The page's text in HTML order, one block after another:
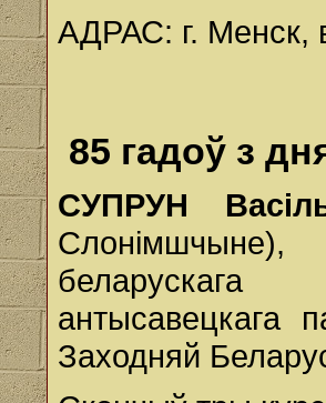
АДРАС: г. Менск,
85 гадоў з
СУПРУН
Слонімшчыне),
беларускага
антысавецкага
Заходняй